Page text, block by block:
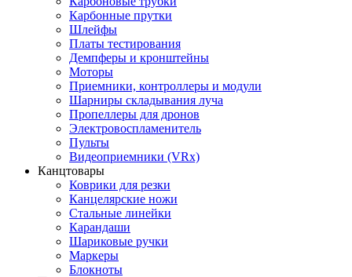
Карбонные прутки
Шлейфы
Платы тестирования
Демпферы и кронштейны
Моторы
Приемники, контроллеры и модули
Шарниры складывания луча
Пропеллеры для дронов
Электровоспламенитель
Пульты
Видеоприемники (VRx)
Канцтовары
Коврики для резки
Канцелярские ножи
Стальные линейки
Карандаши
Шариковые ручки
Маркеры
Блокноты